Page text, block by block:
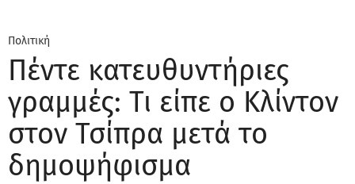
Πολιτική
Πέντε κατευθυντήριες
γραμμές: Τι είπε ο Κλίντον
στον Τσίπρα μετά το
δημοψήφισμα